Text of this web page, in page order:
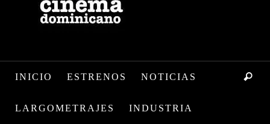
INICIO ESTRENOS NOTICIAS
LARGOMETRAJES INDUSTRIA